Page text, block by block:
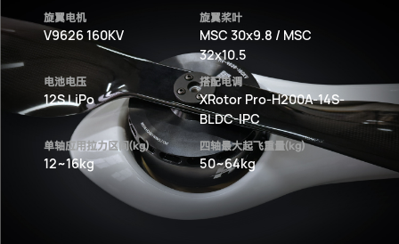
旋翼电机
V9626 160KV
旋翼桨叶
MSC 30x9.8 / MSC
32x10.5
电池电压
12S LiPo
搭配电调
XRotor Pro-H200A-14S-
BLDC-IPC
单轴应用拉力区间(kg)
12~16kg
四轴最大起飞重量(kg)
50~64kg